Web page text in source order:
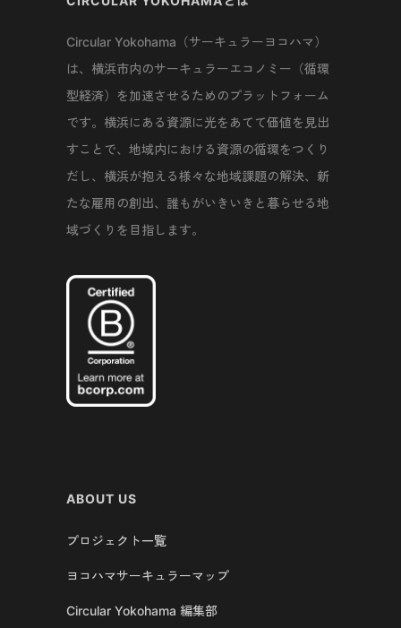
Circular Yokohama（サーキュラーヨコハマ）
は、横浜市内のサーキュラーエコノミー（循環
型経済）を加速させるためのプラットフォーム
です。横浜にある資源に光をあてて価値を見出
すことで、地域内における資源の循環をつくり
だし、横浜が抱える様々な地域課題の解決、新
たな雇用の創出、誰もがいきいきと暮らせる地
域づくりを目指します。
ABOUT US
プロジェクト一覧
ヨコハマサーキュラーマップ
Circular Yokohama 編集部